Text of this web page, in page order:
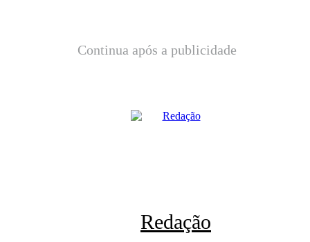
Continua após a publicidade
Redação